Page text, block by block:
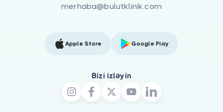
merhaba@bulutklinik.com
Apple Store Google Play
Bizi izləyin